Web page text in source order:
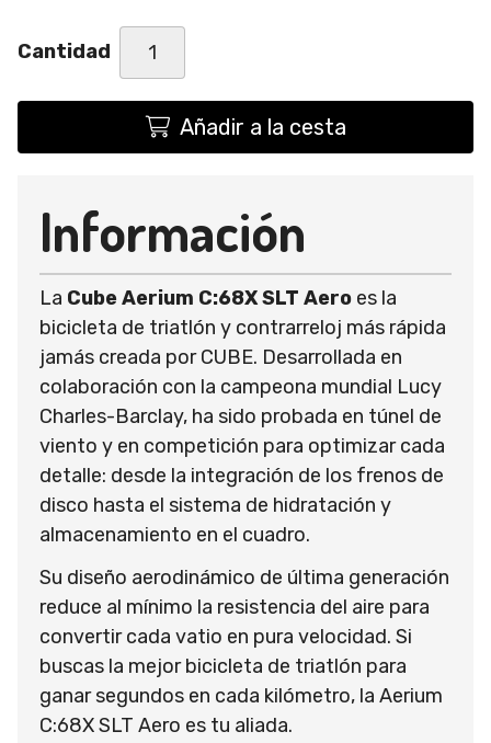
Cantidad
Añadir a la cesta
Información
La Cube Aerium C:68X SLT Aero es la
bicicleta de triatlón y contrarreloj más rápida
jamás creada por CUBE. Desarrollada en
colaboración con la campeona mundial Lucy
Charles-Barclay, ha sido probada en túnel de
viento y en competición para optimizar cada
detalle: desde la integración de los frenos de
disco hasta el sistema de hidratación y
almacenamiento en el cuadro.
Su diseño aerodinámico de última generación
reduce al mínimo la resistencia del aire para
convertir cada vatio en pura velocidad. Si
buscas la mejor bicicleta de triatlón para
ganar segundos en cada kilómetro, la Aerium
C:68X SLT Aero es tu aliada.